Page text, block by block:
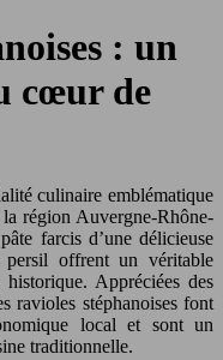
: un
cœur de
culinaire emblématique
région Auvergne-Rhône-
farcis d’une délicieuse
offrent un véritable
Appréciées des
ravioles stéphanoises font
local et sont un
traditionnelle.